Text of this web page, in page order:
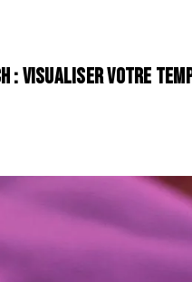
: visualiser votre